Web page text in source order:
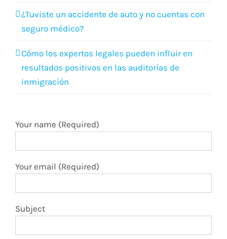
¿Tuviste un accidente de auto y no cuentas con
seguro médico?
Cómo los expertos legales pueden influir en
resultados positivos en las auditorías de
inmigración
Your name (Required)
Your email (Required)
Subject